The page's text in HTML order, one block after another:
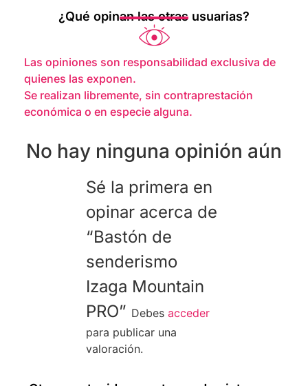
¿Qué opinan las otras usuarias?
Las opiniones son responsabilidad exclusiva de
quienes las exponen.
Se realizan libremente, sin contraprestación
económica o en especie alguna.
No hay ninguna opinión aún
Sé la primera en
opinar acerca de
“Bastón de
senderismo
Izaga Mountain
PRO” Debes acceder
para publicar una
valoración.